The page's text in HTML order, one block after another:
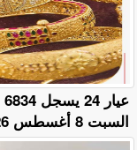
السبت 8 أغسطس 2026